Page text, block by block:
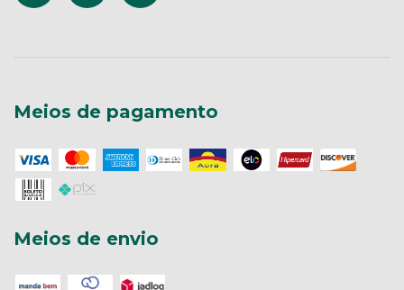
Meios de pagamento
Meios de envio